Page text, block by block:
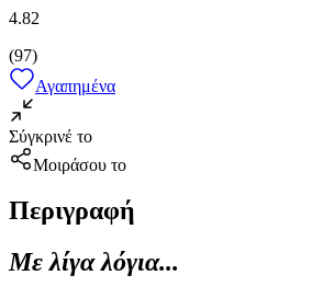
4.82
(97)
Αγαπημένα
Σύγκρινέ το
Μοιράσου το
Περιγραφή
Με λίγα λόγια...